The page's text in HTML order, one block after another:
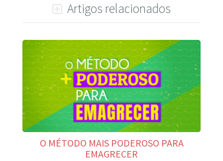
Artigos relacionados
O MÉTODO MAIS PODEROSO PARA
EMAGRECER